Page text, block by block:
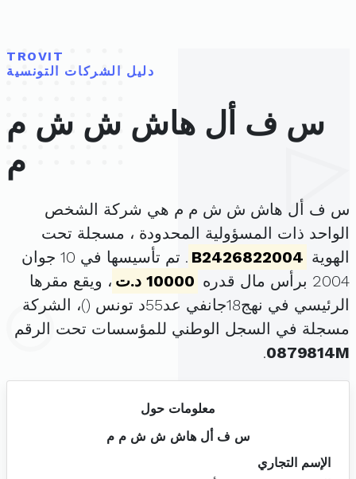
TROVIT
دليل الشركات التونسية
س ف أل هاش ش ش م
م
س ف أل هاش ش ش م م هي شركة الشخص
الواحد ذات المسؤولية المحدودة ، مسجلة تحت
الهوية B2426822004
. تم تأسيسها في 10 جوان
2004 برأس مال قدره
10000 د.ت
، ويقع مقرها
الرئيسي في نهج18جانفي عد55د تونس (
)، الشركة
مسجلة في السجل الوطني للمؤسسات تحت الرقم
0879814M
.
معلومات حول
س ف أل هاش ش ش م م
الإسم التجاري